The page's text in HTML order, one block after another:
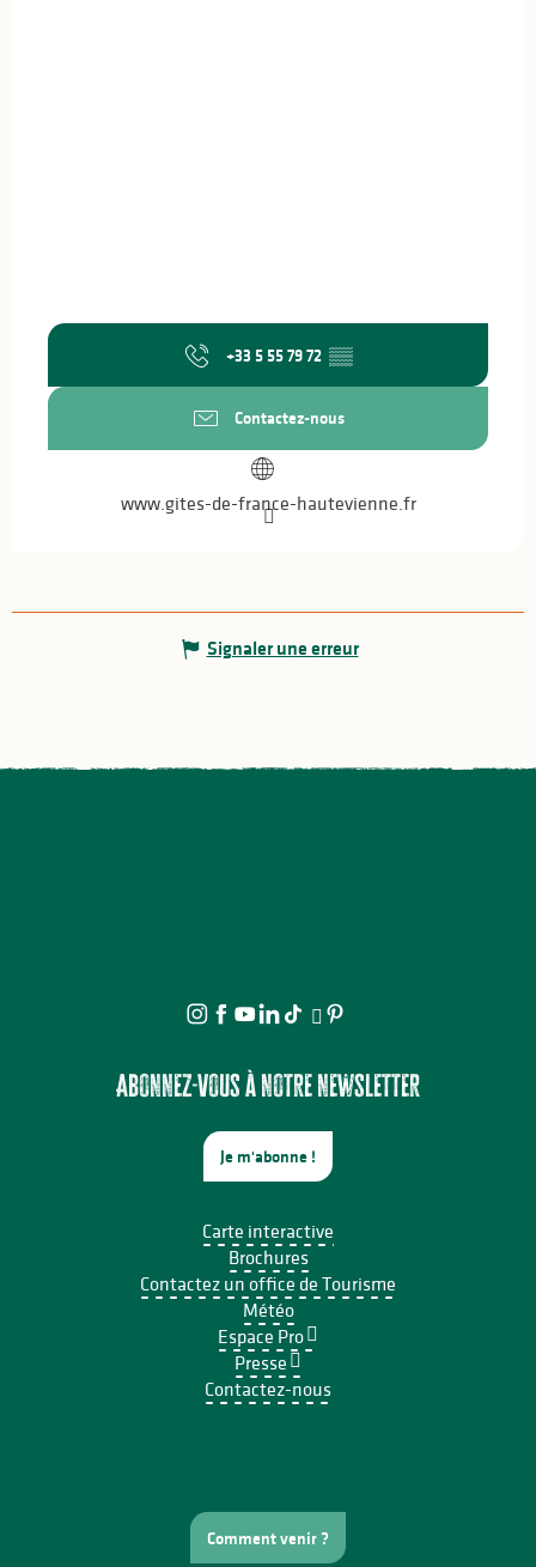
+33 5 55 79 72 ▒▒
Contactez-nous
www.gites-de-france-hautevienne.fr
Signaler une erreur
Abonnez-vous à notre newsletter
Je m'abonne !
Carte interactive
Brochures
Contactez un office de Tourisme
Météo
Espace Pro
Presse
Contactez-nous
Comment venir ?